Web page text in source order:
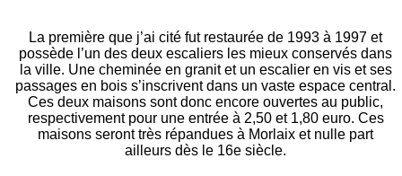
La première que j’ai cité fut restaurée de 1993 à 1997 et
possède l’un des deux escaliers les mieux conservés dans
la ville. Une cheminée en granit et un escalier en vis et ses
passages en bois s’inscrivent dans un vaste espace central.
Ces deux maisons sont donc encore ouvertes au public,
respectivement pour une entrée à 2,50 et 1,80 euro. Ces
maisons seront très répandues à Morlaix et nulle part
ailleurs dès le 16e siècle.